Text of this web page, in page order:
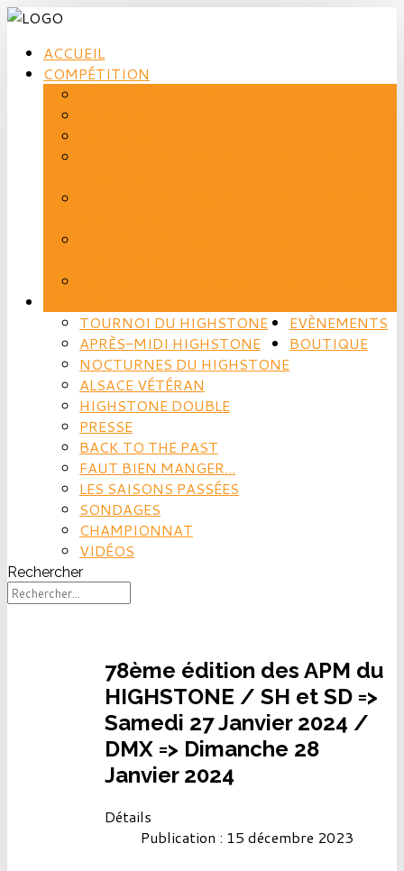
ACCUEIL
COMPÉTITION
TOURNOI DU HIGHSTONE
APRÈS-MIDI HIGHSTONE
NOCTURNES DU HIGHSTONE
ALSACE VÉTÉRAN
HIGHSTONE DOUBLE
EVÈNEMENTS
PRESSE
BACK TO THE PAST
FAUT BIEN MANGER...
LES SAISONS PASSÉES
SONDAGES
CHAMPIONNAT
VIDÉOS
BOUTIQUE
Rechercher
78ème édition des APM du
HIGHSTONE / SH et SD =>
Samedi 27 Janvier 2024 /
DMX => Dimanche 28
Janvier 2024
Détails
Publication : 15 décembre 2023